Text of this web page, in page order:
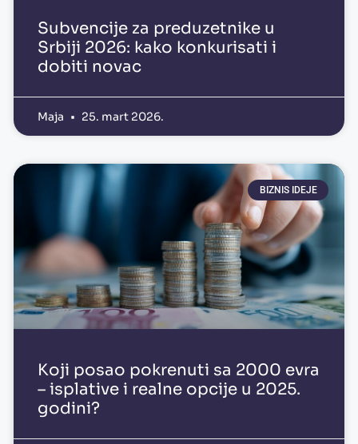
Subvencije za preduzetnike u
Srbiji 2026: kako konkurisati i
dobiti novac
Maja 25. mart 2026.
BIZNIS IDEJE
Koji posao pokrenuti sa 2000 evra
– isplative i realne opcije u 2025.
godini?